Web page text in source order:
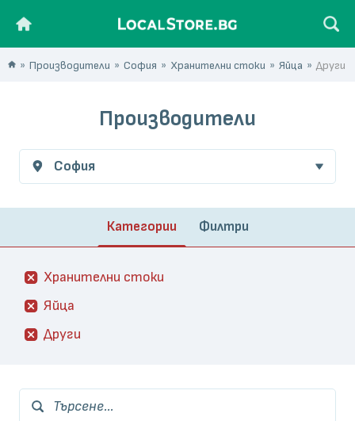
Производители София Хранителни стоки Яйца Други
Производители
София
Категории Филтри
Хранителни стоки
Яйца
Други
Търсене...